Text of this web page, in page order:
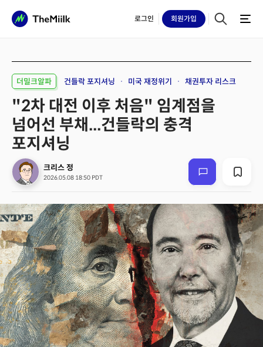
로그인 회원가입
더밀크알파 건들락 포지셔닝 미국 재정위기 채권투자 리스크
"2차 대전 이후 처음" 임계점을
넘어선 부채...건들락의 충격
포지셔닝
크리스 정
2026.05.08 18:50 PDT